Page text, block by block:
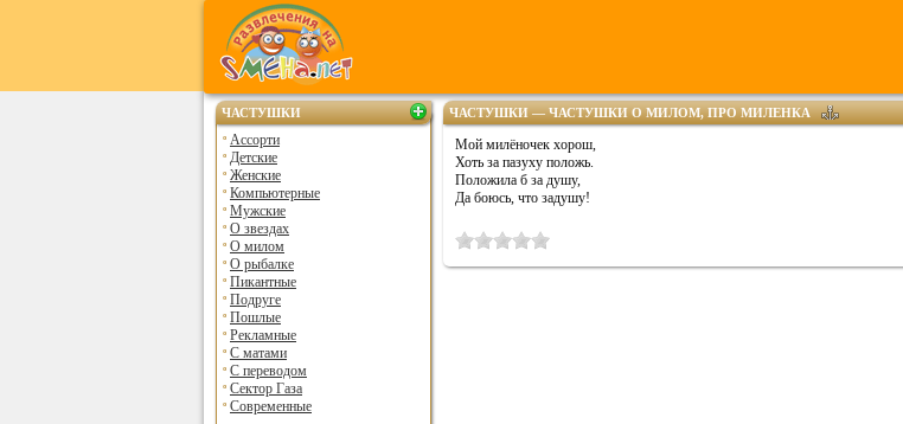
ЧАСТУШКИ
Ассорти
Детские
Женские
Компьютерные
Мужские
О звездах
О милом
О рыбалке
Пикантные
Подруге
Пошлые
Рекламные
С матами
С переводом
Сектор Газа
Современные
ЧАСТУШКИ — ЧАСТУШКИ О МИЛОМ, ПРО МИЛЕНКА
Мой милёночек хорош,
Хоть за пазуху положь.
Положила б за душу,
Да боюсь, что задушу!